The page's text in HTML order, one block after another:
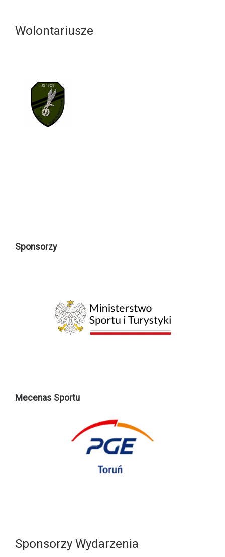
Wolontariusze
Sponsorzy
Mecenas Sportu
Sponsorzy Wydarzenia